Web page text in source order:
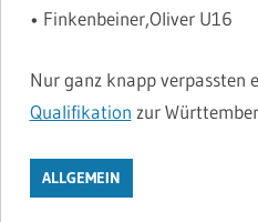
• Finkenbeiner,Oliver U16
Nur ganz knapp verpassten
Qualifikation zur
ALLGEMEIN